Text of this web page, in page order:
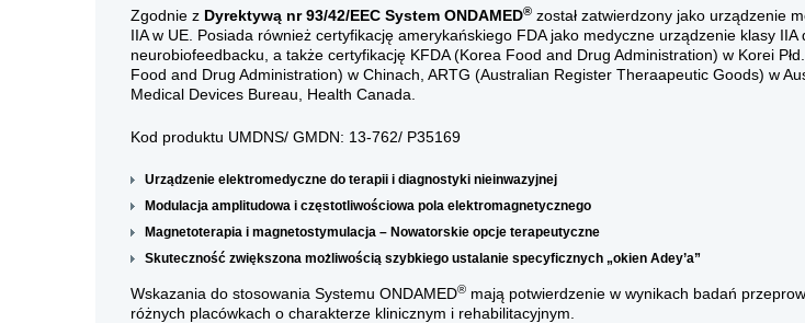
a wynik jest natychmiastowy.
boreliozę, to 10 razy więcej
przed laty. Ryzyko zakażenia
boreliozą związane jest ze
lub czasowym przebywaniem na
Zgodnie z Dyrektywą nr 93/42/EEC System ONDAMED® został zatwierdzony jako urządzenie
IIA w UE. Posiada również certyfikację amerykańskiego FDA jako medyczne urządzenie klasy IIA
neurobiofeedbacku, a także certyfikację KFDA (Korea Food and Drug Administration) w Korei
Food and Drug Administration) w Chinach, ARTG (Australian Register Theraapeutic Goods) w
Medical Devices Bureau, Health Canada.
Kod produktu UMDNS/ GMDN: 13-762/ P35169
Urządzenie elektromedyczne do terapii i diagnostyki nieinwazyjnej
Modulacja amplitudowa i częstotliwościowa pola elektromagnetycznego
Magnetoterapia i magnetostymulacja – Nowatorskie opcje terapeutyczne
Skuteczność zwiększona możliwością szybkiego ustalanie specyficznych „okien Adey’a”
Wskazania do stosowania Systemu ONDAMED® mają potwierdzenie w wynikach badań
różnych placówkach o charakterze klinicznym i rehabilitacyjnym.